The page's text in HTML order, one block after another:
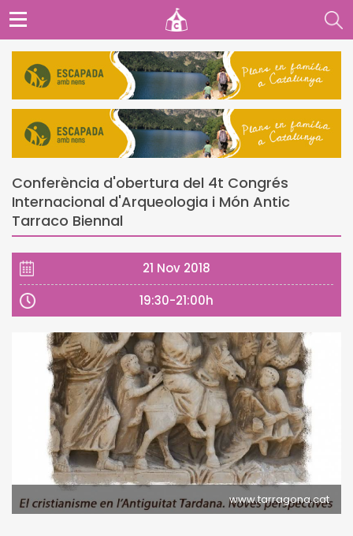
Conferència d'obertura del 4t Congrés
Internacional d'Arqueologia i Món Antic
Tarraco Biennal
21 Nov 2018
19:30-21:00h
www.tarragona.cat